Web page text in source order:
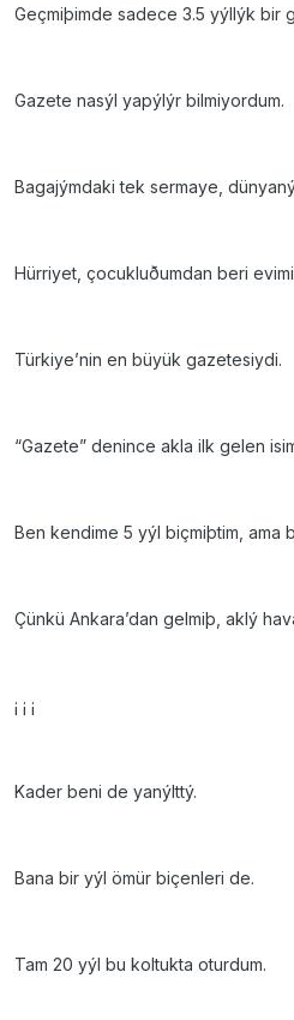
Geçmiþimde sadece 3.5 yýllýk bir
Gazete nasýl yapýlýr bilmiyordum.
Bagajýmdaki tek sermaye,
Hürriyet, çocukluðumdan beri
Türkiye’nin en büyük gazetesiydi.
“Gazete” denince akla ilk gelen
Ben kendime 5 yýl biçmiþtim, ama
Çünkü Ankara’dan gelmiþ, aklý
¡ ¡ ¡
Kader beni de yanýlttý.
Bana bir yýl ömür biçenleri de.
Tam 20 yýl bu koltukta oturdum.